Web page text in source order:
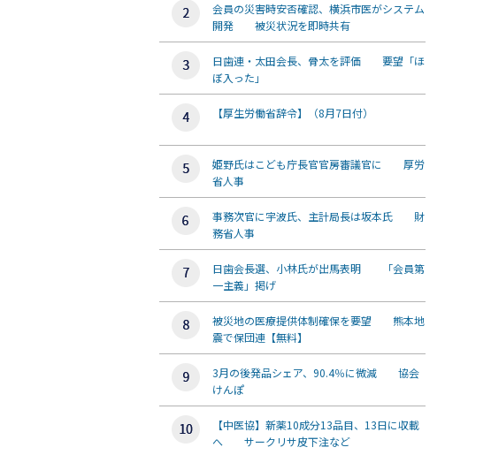
会員の災害時安否確認、横浜市医がシステム
開発 被災状況を即時共有
日歯連・太田会長、骨太を評価 要望「ほ
ぼ入った」
【厚生労働省辞令】（8月7日付）
姫野氏はこども庁長官官房審議官に 厚労
省人事
事務次官に宇波氏、主計局長は坂本氏 財
務省人事
日歯会長選、小林氏が出馬表明 「会員第
一主義」掲げ
被災地の医療提供体制確保を要望 熊本地
震で保団連【無料】
3月の後発品シェア、90.4％に微減 協会
けんぽ
【中医協】新薬10成分13品目、13日に収載
へ サークリサ皮下注など